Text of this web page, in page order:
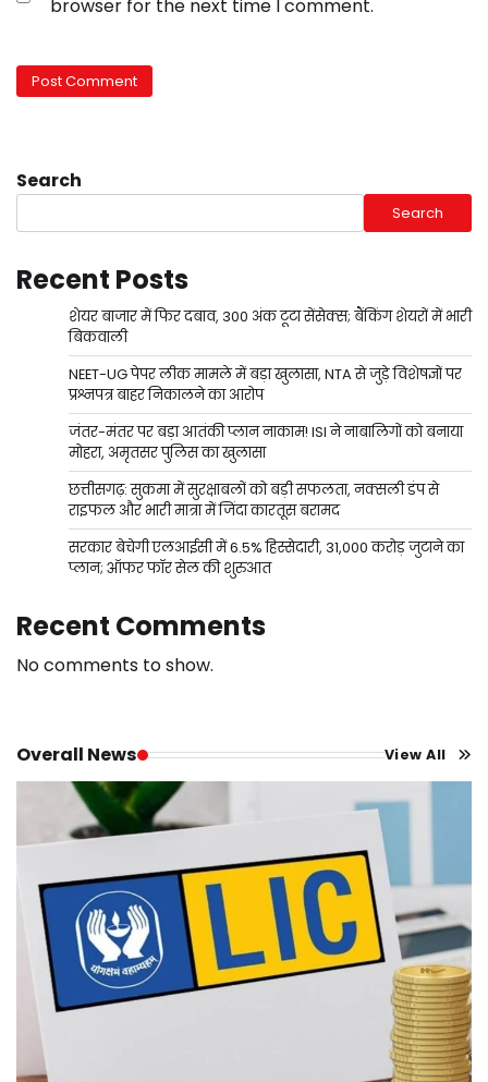
browser for the next time I comment.
Search
Search
Recent Posts
शेयर बाजार में फिर दबाव, 300 अंक टूटा सेंसेक्स; बैंकिंग शेयरों में भारी
बिकवाली
NEET-UG पेपर लीक मामले में बड़ा खुलासा, NTA से जुड़े विशेषज्ञों पर
प्रश्नपत्र बाहर निकालने का आरोप
जंतर-मंतर पर बड़ा आतंकी प्लान नाकाम! ISI ने नाबालिगों को बनाया
मोहरा, अमृतसर पुलिस का खुलासा
छत्तीसगढ़: सुकमा में सुरक्षाबलों को बड़ी सफलता, नक्सली डंप से
राइफल और भारी मात्रा में जिंदा कारतूस बरामद
सरकार बेचेगी एलआईसी में 6.5% हिस्सेदारी, 31,000 करोड़ जुटाने का
प्लान; ऑफर फॉर सेल की शुरुआत
Recent Comments
No comments to show.
Overall News View All